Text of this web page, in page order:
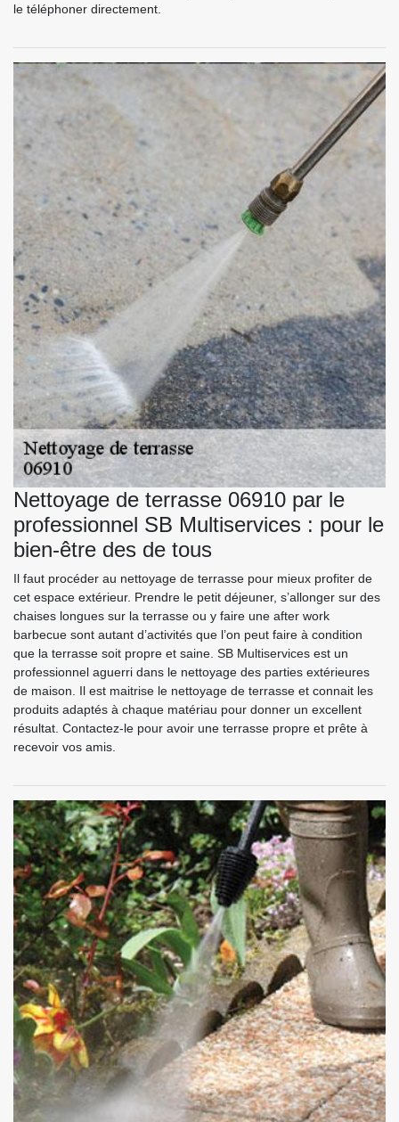
le téléphoner directement.
Nettoyage de terrasse 06910 par le
professionnel SB Multiservices : pour le
bien-être des de tous
Il faut procéder au nettoyage de terrasse pour mieux profiter de
cet espace extérieur. Prendre le petit déjeuner, s’allonger sur des
chaises longues sur la terrasse ou y faire une after work
barbecue sont autant d’activités que l’on peut faire à condition
que la terrasse soit propre et saine. SB Multiservices est un
professionnel aguerri dans le nettoyage des parties extérieures
de maison. Il est maitrise le nettoyage de terrasse et connait les
produits adaptés à chaque matériau pour donner un excellent
résultat. Contactez-le pour avoir une terrasse propre et prête à
recevoir vos amis.